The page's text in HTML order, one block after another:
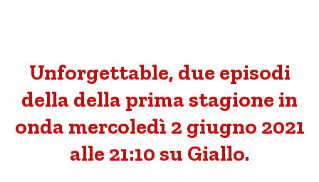
Unforgettable, due episodi
della della prima stagione in
onda mercoledì 2 giugno 2021
alle 21:10 su Giallo.